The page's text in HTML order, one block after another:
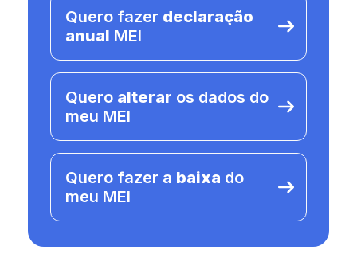
Quero fazer declaração
anual MEI
Quero alterar os dados do
meu MEI
Quero fazer a baixa do
meu MEI